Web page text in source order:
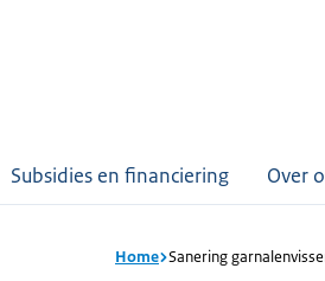
Subsidies en financiering Over
Home Sanering